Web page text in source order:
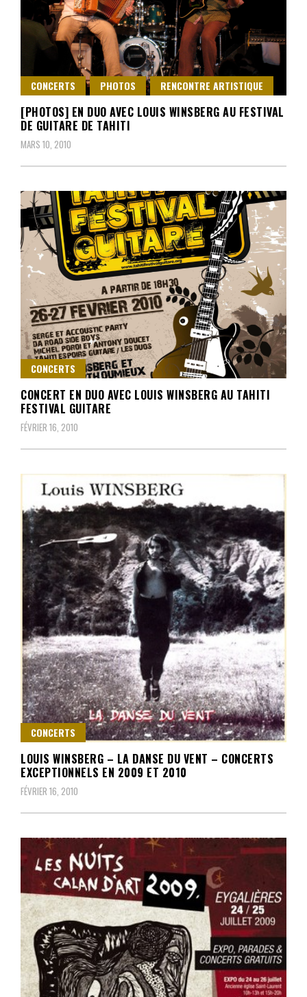
CONCERTS PHOTOS RENCONTRE ARTISTIQUE
[PHOTOS] EN DUO AVEC LOUIS WINSBERG AU FESTIVAL
DE GUITARE DE TAHITI
MARS 10, 2010
CONCERTS
CONCERT EN DUO AVEC LOUIS WINSBERG AU TAHITI
FESTIVAL GUITARE
FÉVRIER 16, 2010
CONCERTS
LOUIS WINSBERG – LA DANSE DU VENT – CONCERTS
EXCEPTIONNELS EN 2009 ET 2010
FÉVRIER 16, 2010